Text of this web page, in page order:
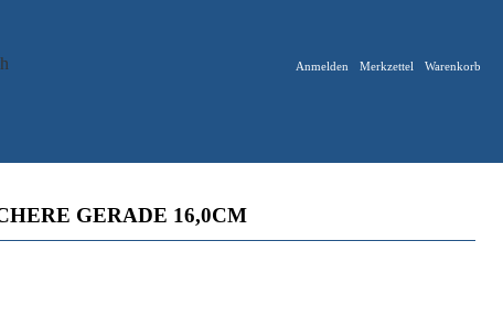
Anmelden Merkzettel Warenkorb
GERADE 16,0CM